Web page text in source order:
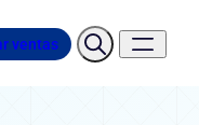
ventas